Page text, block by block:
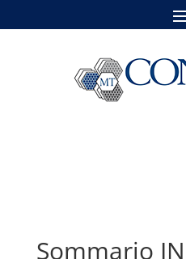
Sommario